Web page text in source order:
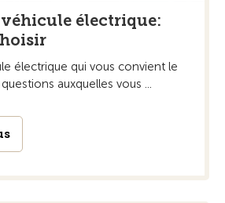
électrique:
électrique qui vous convient le
auxquelles vous ...